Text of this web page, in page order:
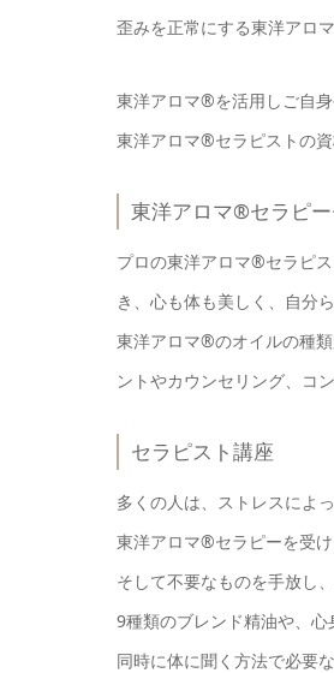
歪みを正常にする東洋アロ
東洋アロマ®を活用しご自
東洋アロマ®セラピストの資
東洋アロマ®セラピ
プロの東洋アロマ®セラピ
き、心も体も美しく、自分
東洋アロマ®のオイルの種
ントやカウンセリング、コ
セラピスト講座
多くの人は、ストレスによ
東洋アロマ®セラピーを受
そして不要なものを手放し
9種類のブレンド精油や、心
同時に体に聞く方法で必要